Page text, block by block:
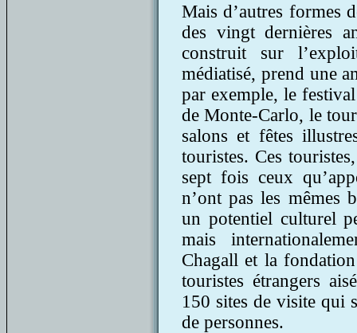
Mais d’autres formes
des vingt dernières
construit sur
médiatisé, prend une
par exemple, le
de Monte-Carlo, le
salons et fêtes
touristes. Ces
sept fois ceux
n’ont pas les mêmes
un potentiel culturel
mais
Chagall et la
touristes étrangers
150 sites de visite qui
de personnes.